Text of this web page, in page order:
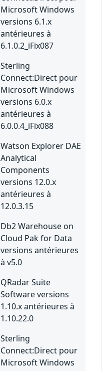
Microsoft Windows
versions 6.1.x
antérieures à
6.1.0.2_iFix087
Sterling
Connect:Direct pour
Microsoft Windows
versions 6.0.x
antérieures à
6.0.0.4_iFix088
Watson Explorer DAE
Analytical
Components
versions 12.0.x
antérieures à
12.0.3.15
Db2 Warehouse on
Cloud Pak for Data
versions antérieures
à v5.0
QRadar Suite
Software versions
1.10.x antérieures à
1.10.22.0
Sterling
Connect:Direct pour
Microsoft Windows